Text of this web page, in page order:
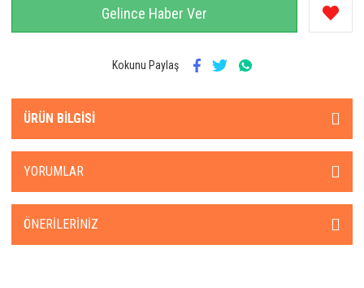
Gelince Haber Ver
Kokunu Paylaş
ÜRÜN BILGISI
YORUMLAR
ÖNERILERINIZ